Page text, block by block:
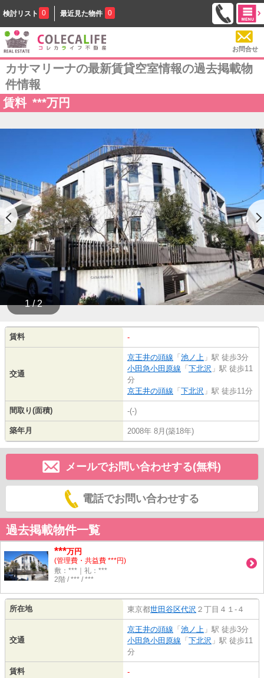
検討リスト 0 最近見た物件 0
お問合せ
カサマリーナの最新賃貸空室情報の過去掲載物
件情報
賃料 ***万円
1 / 2
賃料 -
交通
京王井の頭線 「 池ノ上 」駅 徒歩3分
小田急小田原線 「 下北沢 」駅 徒歩11
分
京王井の頭線 「 下北沢 」駅 徒歩11分
間取り(面積) -(-)
築年月 2008年 8月(築18年)
メールでお問い合わせする(無料)
電話でお問い合わせする
過去掲載物件一覧
***万円
(管理費・共益費 ***円)
敷：***｜礼：***
2階 / *** / ***
所在地 東京都世田谷区代沢 ２丁目４１-４
交通
京王井の頭線 「 池ノ上 」駅 徒歩3分
小田急小田原線 「 下北沢 」駅 徒歩11
分
賃料 -